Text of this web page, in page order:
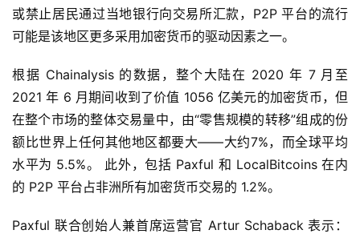
或禁止居民通过当地银行向交易所汇款，P2P 平台的流行
可能是该地区更多采用加密货币的驱动因素之一。
根据 Chainalysis 的数据，整个大陆在 2020 年 7 月至
2021 年 6 月期间收到了价值 1056 亿美元的加密货币，但
在整个市场的整体交易量中，由“零售规模的转移”组成的份
额比世界上任何其他地区都要大——大约7%，而全球平均
水平为 5.5%。 此外，包括 Paxful 和 LocalBitcoins 在内
的 P2P 平台占非洲所有加密货币交易的 1.2%。
Paxful 联合创始人兼首席运营官 Artur Schaback 表示：